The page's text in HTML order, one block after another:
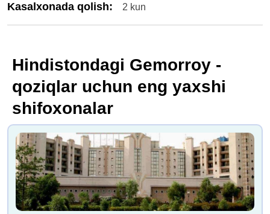
Kasalxonada qolish: 2 kun
Hindistondagi Gemorroy -
qoziqlar uchun eng yaxshi
shifoxonalar